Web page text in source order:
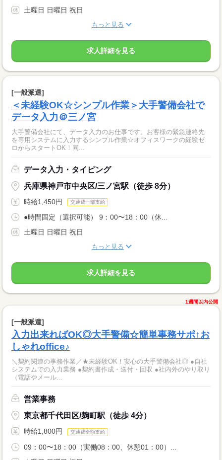
土曜日 日曜日 祝日
もっと見る
求人詳細を見る
[一般派遣]
＜未経験OK☆シンプル作業＞大手警備会社で
データ入力＠三ノ宮
大手警備会社にて、データ入力のお仕事です。お客様の緊急連絡先
を専用システムに入力するシンプル作業☆オフィスワークの経験ゼ
ロからスタートOK！同...
データ入力・タイピング
兵庫県神戸市中央区/三ノ宮駅（徒歩 8分）
時給1,450円 交通費一部支給
●時間固定（選択可能） 9：00〜18：00（休...
土曜日 日曜日 祝日
もっと見る
求人詳細を見る
1週間以内公開
[一般派遣]
入力出来ればOK◎大手警備☆簡単事務サポ↑お
しゃれoffice♪
＼契約関連の事務作業／★未経験OK！安心の大手警備会社◎ ●自社
システムでの入力業務 ●契約書作成・送付・回収 ●社内外のやり取り
（電話やメール...
営業事務
東京都千代田区/麹町駅（徒歩 4分）
時給1,800円 交通費全額支給
09：00〜18：00（実働08：00、休憩01：00）...